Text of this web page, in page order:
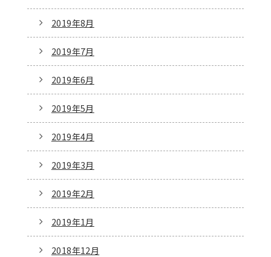
2019年8月
2019年7月
2019年6月
2019年5月
2019年4月
2019年3月
2019年2月
2019年1月
2018年12月